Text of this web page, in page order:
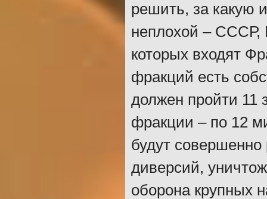
решить, за какую
неплохой – СССР,
которых входят
фракций есть
должен пройти 11
фракции – по 12
будут
диверсий,
оборона крупных